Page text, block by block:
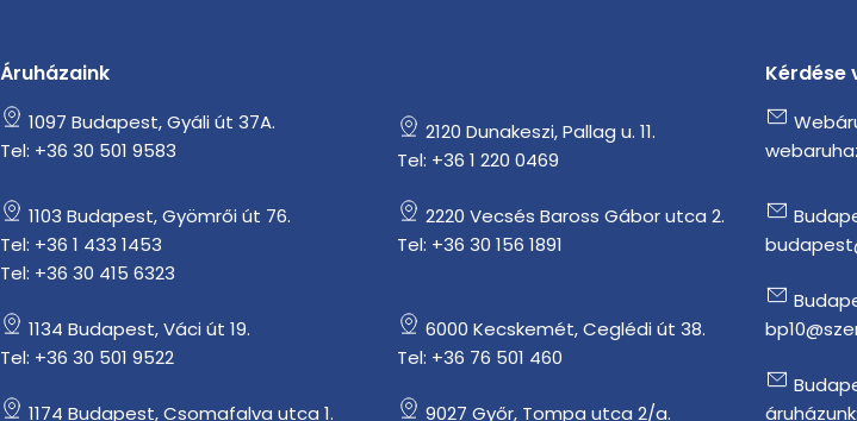
Áruházaink
1097 Budapest, Gyáli út 37A.
Tel: +36 30 501 9583
1103 Budapest, Gyömrői út 76.
Tel: +36 1 433 1453
Tel: +36 30 415 6323
1134 Budapest, Váci út 19.
Tel: +36 30 501 9522
1174 Budapest, Csomafalva utca 1.
2120 Dunakeszi, Pallag u. 11.
Tel: +36 1 220 0469
2220 Vecsés Baross Gábor utca 2.
Tel: +36 30 156 1891
6000 Kecskemét, Ceglédi út 38.
Tel: +36 76 501 460
9027 Győr, Tompa utca 2/a.
Kérdése
áruházunk: